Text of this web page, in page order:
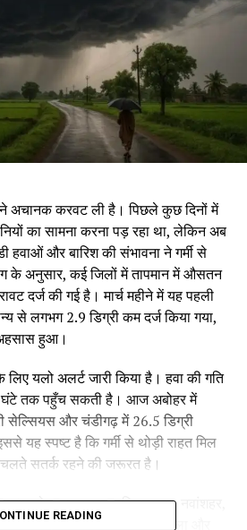
अचानक करवट ली है। पिछले कुछ दिनों में
का सामना करना पड़ रहा था, लेकिन अब
और बारिश की संभावना ने गर्मी से
के अनुसार, कई जिलों में तापमान में औसतन
दर्ज की गई है। मार्च महीने में यह पहली
से लगभग 2.9 डिग्री कम दर्ज किया गया,
हुआ।
यलो अलर्ट जारी किया है। हवा की गति
घंटे तक पहुँच सकती है। आज अबोहर में
सेल्सियस और चंडीगढ़ में 26.5 डिग्री
यह स्पष्ट है कि गर्मी से थोड़ी राहत मिल
सतर्क रहने की जरूरत है।
पठानकोट, गुरदासपुर, हुस्सियारपुर, नवांशहर,
फतेहगढ़ साहिब, रूपनगर, पटियाला और
READING